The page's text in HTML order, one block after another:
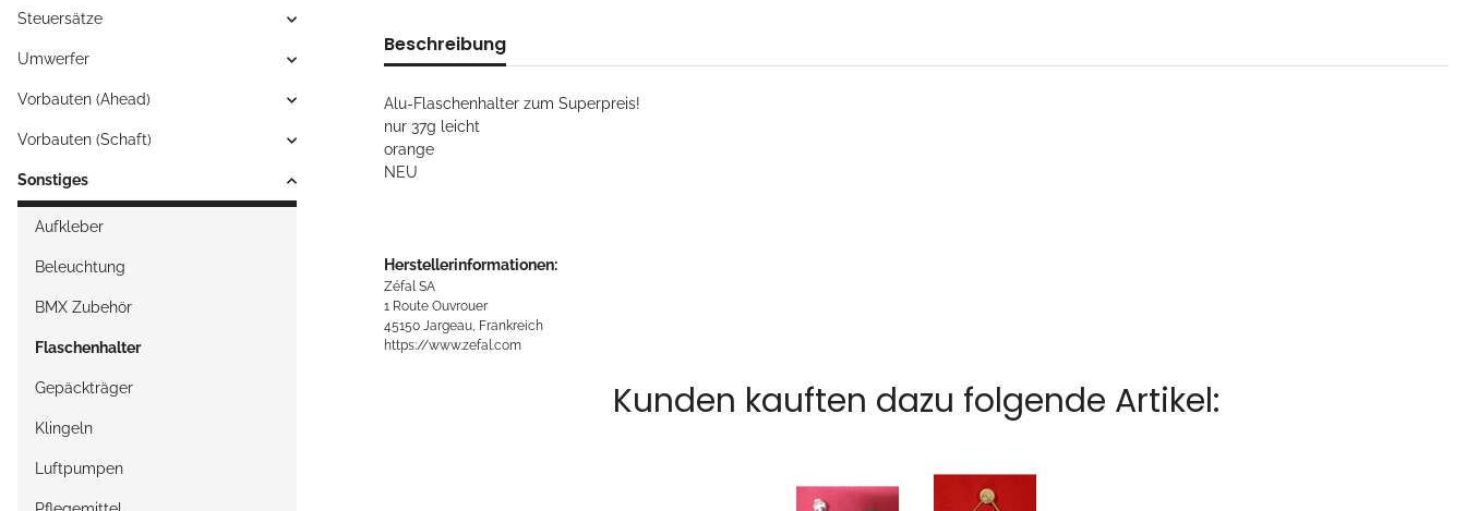
Beschreibung
Alu-Flaschenhalter zum Superpreis!
nur 37g leicht
orange
NEU
Herstellerinformationen:
Zéfal SA
1 Route Ouvrouer
45150 Jargeau, Frankreich
https://www.zefal.com
Kunden kauften dazu folgende Artikel:
Steuersätze
Umwerfer
Vorbauten (Ahead)
Vorbauten (Schaft)
Sonstiges
Aufkleber
Beleuchtung
BMX Zubehör
Flaschenhalter
Gepäckträger
Klingeln
Luftpumpen